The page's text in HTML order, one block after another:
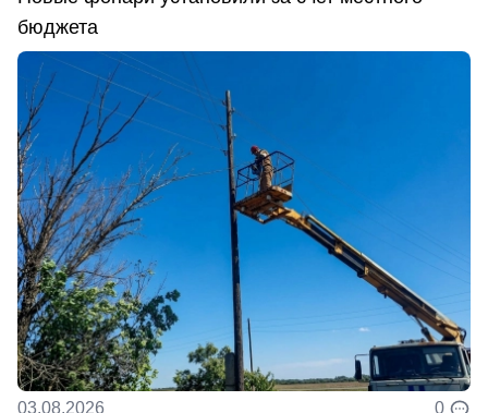
бюджета
03.08.2026 0